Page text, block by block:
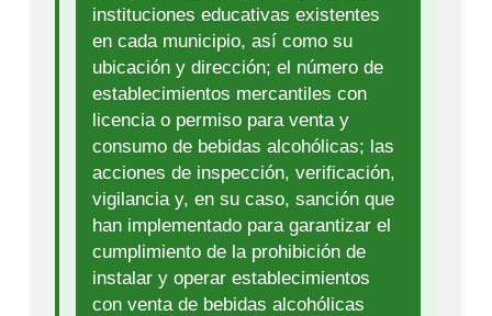
instituciones educativas existentes
en cada municipio, así como su
ubicación y dirección; el número de
establecimientos mercantiles con
licencia o permiso para venta y
consumo de bebidas alcohólicas; las
acciones de inspección, verificación,
vigilancia y, en su caso, sanción que
han implementado para garantizar el
cumplimiento de la prohibición de
instalar y operar establecimientos
con venta de bebidas alcohólicas